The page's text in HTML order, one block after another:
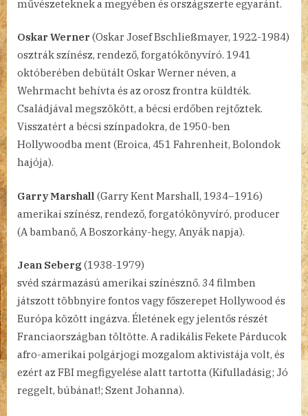
művészeteknek a megyében és országszerte egyaránt.
Oskar Werner (Oskar Josef Bschließmayer, 1922-1984)
osztrák színész, rendező, forgatókönyvíró. 1941
októberében debütált Oskar Werner néven, a
Wehrmacht behívta és az orosz frontra küldték.
Családjával megszökött, a bécsi erdőben rejtőztek.
Visszatért a bécsi színpadokra, de 1950-ben
Hollywoodba ment (Eroica, 451 Fahrenheit, Bolondok
hajója).
Garry Marshall (Garry Kent Marshall, 1934–1916)
amerikai színész, rendező, forgatókönyvíró, producer
(A bambanő, A Boszorkány-hegy, Anyák napja).
Jean Seberg (1938-1979)
svéd származású amerikai színésznő. 34 filmben
játszott többnyire fontos vagy főszerepet Hollywood és
Európa között ingázva. Életének egy jelentős részét
Franciaországban töltötte. A radikális Fekete Párducok
afro-amerikai polgárjogi mozgalom aktivistája volt, és
ezért az FBI megfigyelése alatt tartotta (Kifulladásig; Jó
reggelt, búbánat!; Szent Johanna).